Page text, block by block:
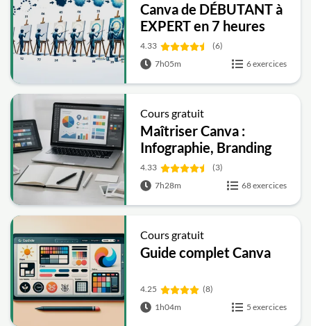
Canva de DÉBUTANT à
EXPERT en 7 heures
4.33
(6)
7h05m
6 exercices
Cours gratuit
Maîtriser Canva :
Infographie, Branding
and Animation Vidéo -
Débutant à Avancé
4.33
(3)
7h28m
68 exercices
Cours gratuit
Guide complet Canva
4.25
(8)
1h04m
5 exercices